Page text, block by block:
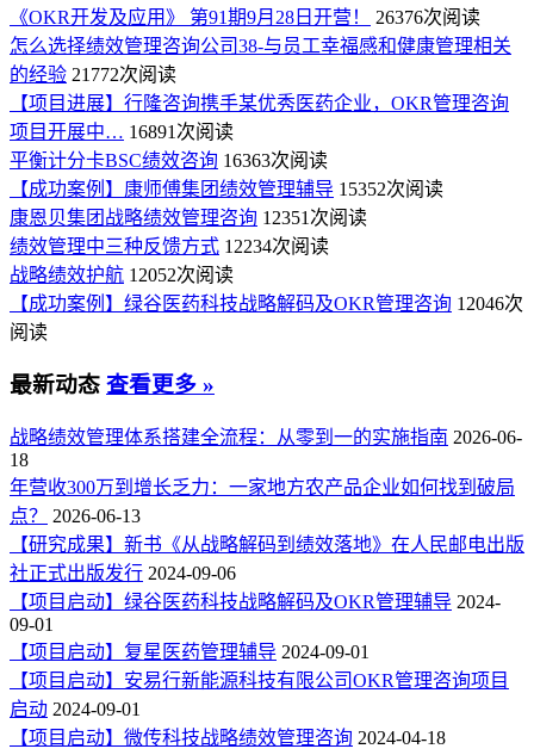
《OKR开发及应用》 第91期9月28日开营！
26376次阅读
怎么选择绩效管理咨询公司38-与员工幸福感和健康管理相关
的经验 21772次阅读
【项目进展】行隆咨询携手某优秀医药企业，OKR管理咨询
项目开展中… 16891次阅读
平衡计分卡BSC绩效咨询 16363次阅读
【成功案例】康师傅集团绩效管理辅导 15352次阅读
康恩贝集团战略绩效管理咨询 12351次阅读
绩效管理中三种反馈方式 12234次阅读
战略绩效护航 12052次阅读
【成功案例】绿谷医药科技战略解码及OKR管理咨询 12046次
阅读
最新动态 查看更多 »
战略绩效管理体系搭建全流程：从零到一的实施指南 2026-06-
18
年营收300万到增长乏力：一家地方农产品企业如何找到破局
点？
2026-06-13
【研究成果】新书《从战略解码到绩效落地》在人民邮电出版
社正式出版发行 2024-09-06
【项目启动】绿谷医药科技战略解码及OKR管理辅导 2024-
09-01
【项目启动】复星医药管理辅导 2024-09-01
【项目启动】安易行新能源科技有限公司OKR管理咨询项目
启动 2024-09-01
【项目启动】微传科技战略绩效管理咨询 2024-04-18